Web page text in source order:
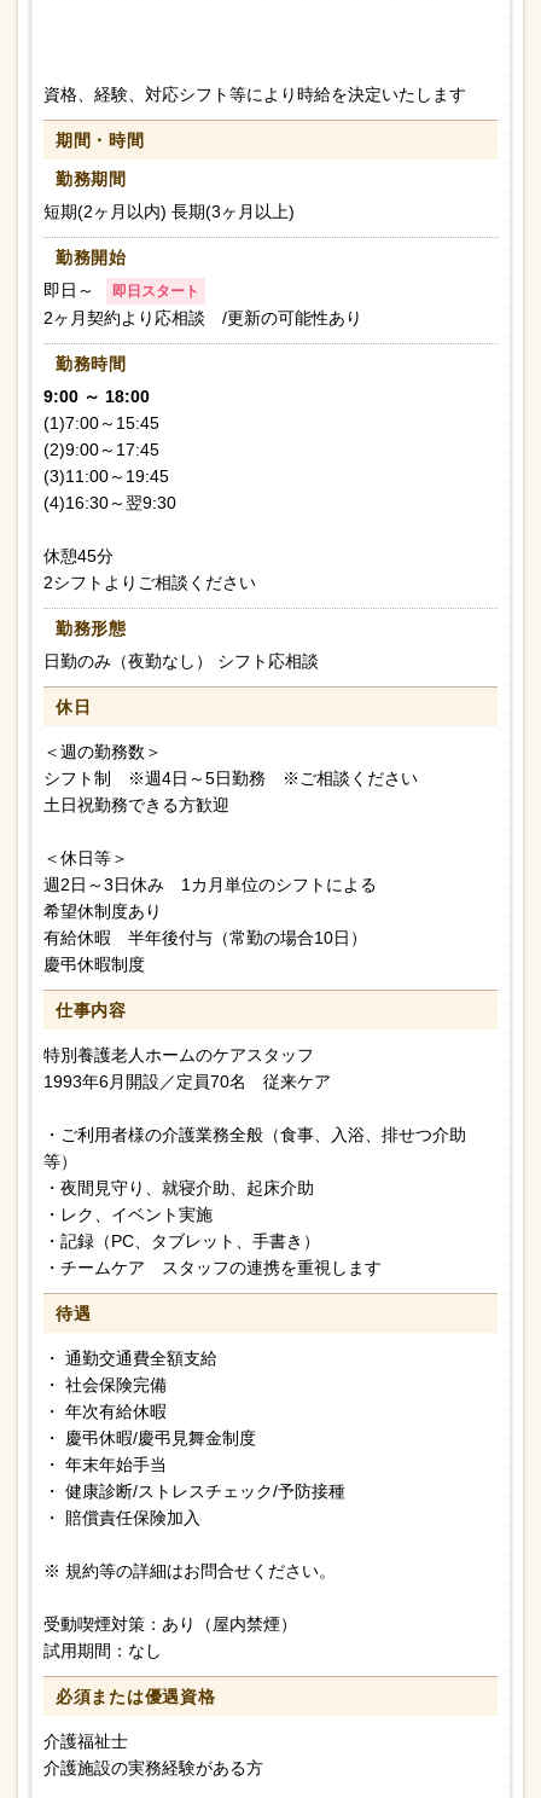
資格、経験、対応シフト等により時給を決定いたします
期間・時間
勤務期間
短期(2ヶ月以内) 長期(3ヶ月以上)
勤務開始
即日～
即日スタート
2ヶ月契約より応相談 /更新の可能性あり
勤務時間
9:00 ～ 18:00
(1)7:00～15:45
(2)9:00～17:45
(3)11:00～19:45
(4)16:30～翌9:30
休憩45分
2シフトよりご相談ください
勤務形態
日勤のみ（夜勤なし） シフト応相談
休日
＜週の勤務数＞
シフト制 ※週4日～5日勤務 ※ご相談ください
土日祝勤務できる方歓迎
＜休日等＞
週2日～3日休み 1カ月単位のシフトによる
希望休制度あり
有給休暇 半年後付与（常勤の場合10日）
慶弔休暇制度
仕事内容
特別養護老人ホームのケアスタッフ
1993年6月開設／定員70名 従来ケア
・ご利用者様の介護業務全般（食事、入浴、排せつ介助
等）
・夜間見守り、就寝介助、起床介助
・レク、イベント実施
・記録（PC、タブレット、手書き）
・チームケア スタッフの連携を重視します
待遇
・ 通勤交通費全額支給
・ 社会保険完備
・ 年次有給休暇
・ 慶弔休暇/慶弔見舞金制度
・ 年末年始手当
・ 健康診断/ストレスチェック/予防接種
・ 賠償責任保険加入
※ 規約等の詳細はお問合せください。
受動喫煙対策：あり（屋内禁煙）
試用期間：なし
必須または優遇資格
介護福祉士
介護施設の実務経験がある方